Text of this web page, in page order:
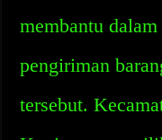
membantu
pengiriman
tersebut.